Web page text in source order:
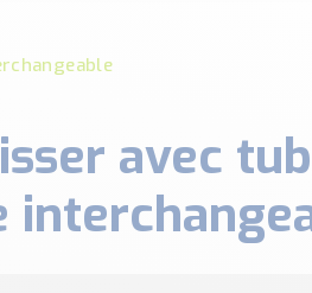
avec